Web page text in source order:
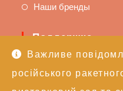
Важливе
російського
Наши бренды
Поддержка
Доставка и оплата
Политика возврата